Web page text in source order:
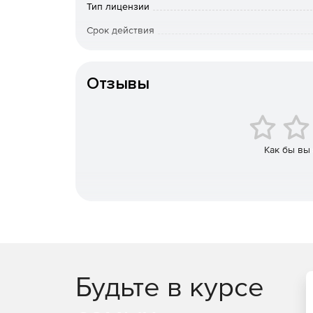
дороги, примечание) и создать проект
водопропускным трубам по данной трассе дороги.
Тип лицензии
Срок действия
Отзывы
Как бы вы
Будьте в курсе